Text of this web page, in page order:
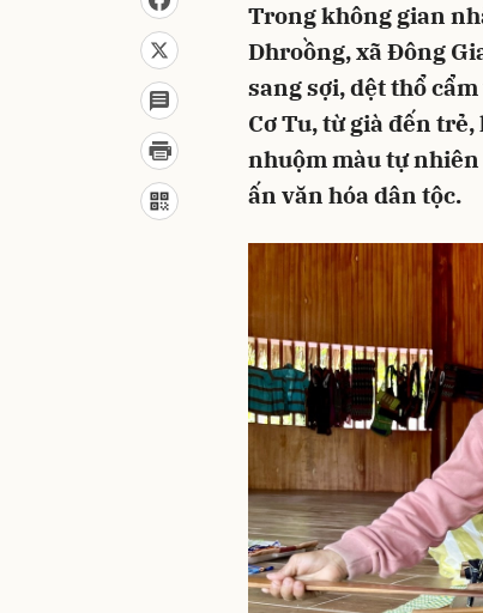
Trong không gian
Dhroồng, xã Đông
sang sợi, dệt thổ
Cơ Tu, từ già đến
nhuộm màu tự nhiên
ấn văn hóa dân tộc.